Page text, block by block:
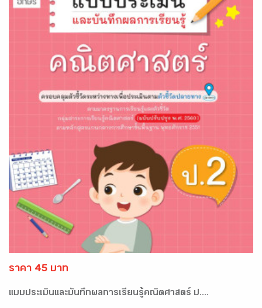
ราคา 45 บาท
แบบประเมินและบันทึกผลการเรียนรู้คณิตศาสตร์ ป....